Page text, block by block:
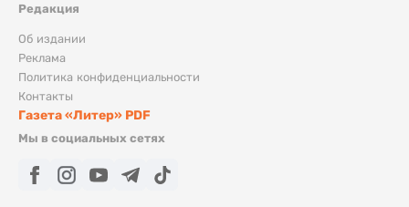
Редакция
Об издании
Реклама
Политика конфиденциальности
Контакты
Газета «Литер» PDF
Мы в социальных сетях